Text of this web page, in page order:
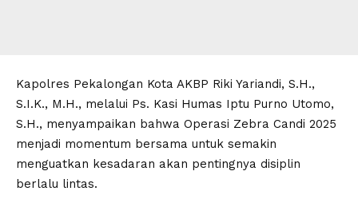
Kapolres Pekalongan Kota AKBP Riki Yariandi, S.H.,
S.I.K., M.H., melalui Ps. Kasi Humas Iptu Purno Utomo,
S.H., menyampaikan bahwa Operasi Zebra Candi 2025
menjadi momentum bersama untuk semakin
menguatkan kesadaran akan pentingnya disiplin
berlalu lintas.